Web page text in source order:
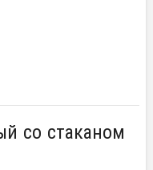
со стаканом